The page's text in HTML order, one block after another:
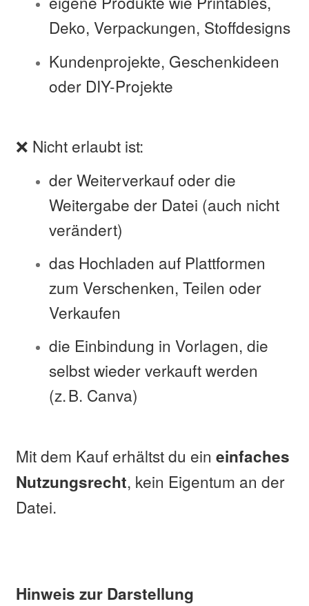
Deko, Verpackungen, Stoffdesigns
Kundenprojekte, Geschenkideen
oder DIY-Projekte
❌ Nicht erlaubt ist:
der Weiterverkauf oder die
Weitergabe der Datei (auch nicht
verändert)
das Hochladen auf Plattformen
zum Verschenken, Teilen oder
Verkaufen
die Einbindung in Vorlagen, die
selbst wieder verkauft werden
(z. B. Canva)
Mit dem Kauf erhältst du ein einfaches
Nutzungsrecht, kein Eigentum an der
Datei.
Hinweis zur Darstellung